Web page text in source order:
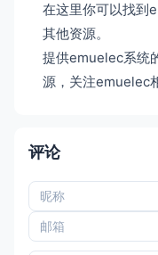
在这里你可以找到
其他资源。
提供emuelec系统
源，关注emuelec
评论